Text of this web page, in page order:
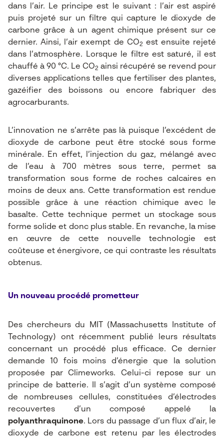
dans l’air. Le principe est le suivant : l’air est aspiré
puis projeté sur un filtre qui capture le dioxyde de
carbone grâce à un agent chimique présent sur ce
dernier. Ainsi, l’air exempt de CO2 est ensuite rejeté
dans l’atmosphère. Lorsque le filtre est saturé, il est
chauffé à 90 °C. Le CO2 ainsi récupéré se revend pour
diverses applications telles que fertiliser des plantes,
gazéifier des boissons ou encore fabriquer des
agrocarburants.
L’innovation ne s’arrête pas là puisque l’excédent de
dioxyde de carbone peut être stocké sous forme
minérale. En effet, l’injection du gaz, mélangé avec
de l’eau à 700 mètres sous terre, permet sa
transformation sous forme de roches calcaires en
moins de deux ans. Cette transformation est rendue
possible grâce à une réaction chimique avec le
basalte. Cette technique permet un stockage sous
forme solide et donc plus stable. En revanche, la mise
en œuvre de cette nouvelle technologie est
coûteuse et énergivore, ce qui contraste les résultats
obtenus.
Un nouveau procédé prometteur
Des chercheurs du MIT ( Massachusetts Institute of
Technology) ont récemment publié leurs résultats
concernant un procédé plus efficace. Ce dernier
demande 10 fois moins d’énergie que la solution
proposée par Climeworks. Celui-ci repose sur un
principe de batterie. Il s’agit d’un système composé
de nombreuses cellules, constituées d’électrodes
recouvertes d’un composé appelé la
polyanthraquinone. Lors du passage d’un flux d’air, le
dioxyde de carbone est retenu par les électrodes